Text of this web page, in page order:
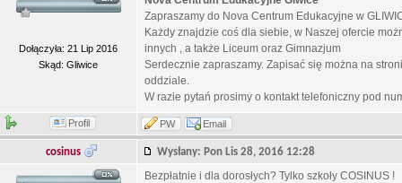
Dołączyła: 21 Lip 2016
Skąd: Gliwice
Zapraszamy do Nova Centrum Edukacyjne w
Każdy znajdzie coś dla siebie, w Naszej ofercie
innych , a także Liceum oraz Gimnazjum
Serdecznie zapraszamy. Zapisać się można na
oddziale.
W razie pytań prosimy o kontakt telefoniczny pod
Profil PW Email
cosinus Wysłany: Pon Lis 28, 2016 12:28
Bezpłatnie i dla dorosłych? Tylko szkoły COSINUS !